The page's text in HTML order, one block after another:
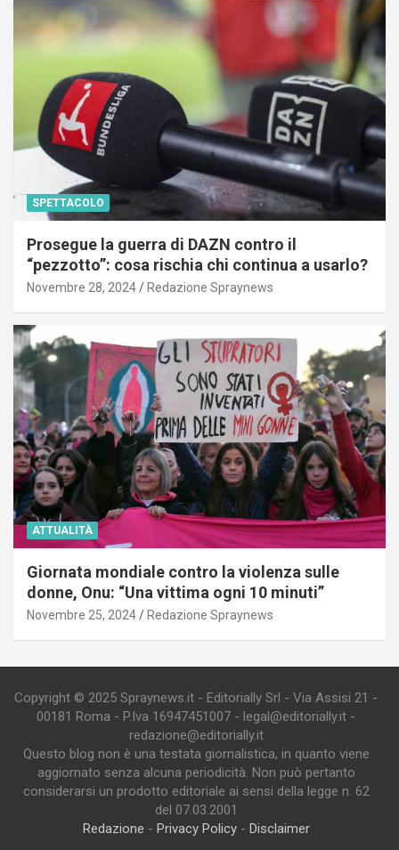
SPETTACOLO
Prosegue la guerra di DAZN contro il
“pezzotto”: cosa rischia chi continua a usarlo?
Novembre 28, 2024 Redazione Spraynews
ATTUALITÀ
Giornata mondiale contro la violenza sulle
donne, Onu: “Una vittima ogni 10 minuti”
Novembre 25, 2024 Redazione Spraynews
Copyright © 2025 Spraynews.it - Editorially Srl - Via Assisi 21 -
00181 Roma - P.Iva 16947451007 - legal@editorially.it -
redazione@editorially.it
Questo blog non è una testata giornalistica, in quanto viene
aggiornato senza alcuna periodicità. Non può pertanto
considerarsi un prodotto editoriale ai sensi della legge n. 62
del 07.03.2001
Redazione - Privacy Policy- Disclaimer